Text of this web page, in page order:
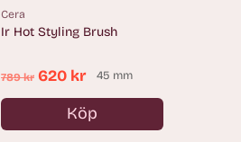
Cera
Ir Hot Styling Brush
Ordinarie
pris
789 kr 620 kr 45 mm
Köp
Antal